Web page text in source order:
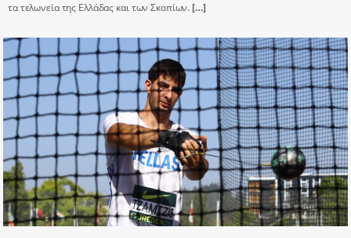
τα τελωνεία της Ελλάδας και των Σκοπίων.[…]